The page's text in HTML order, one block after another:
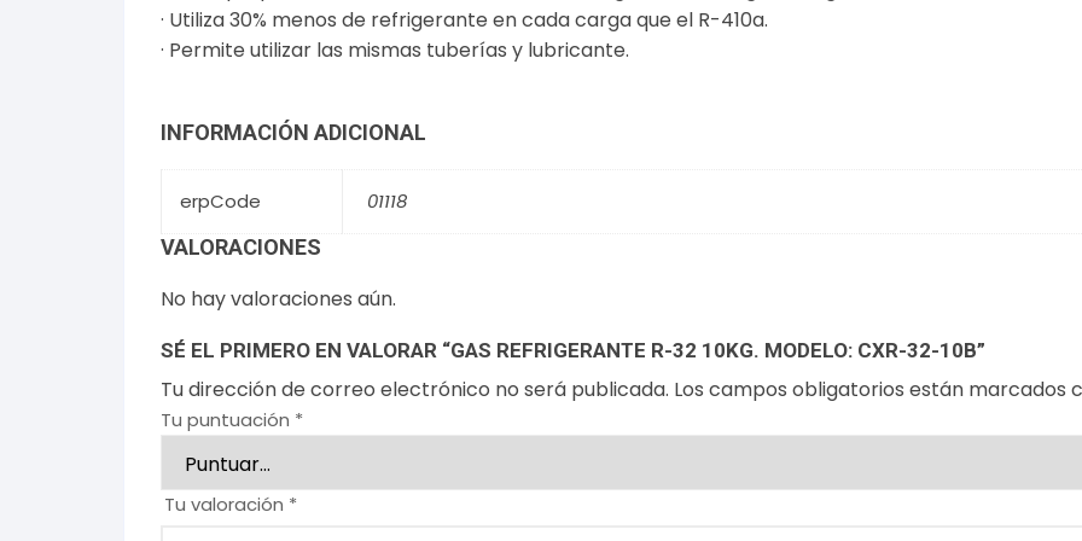
· Utiliza 30% menos de refrigerante en cada carga que el R-410a.
· Permite utilizar las mismas tuberías y lubricante.
INFORMACIÓN ADICIONAL
erpCode
01118
VALORACIONES
No hay valoraciones aún.
SÉ EL PRIMERO EN VALORAR “GAS REFRIGERANTE R-32 10KG. MODELO: CXR-32-10B”
Tu dirección de correo electrónico no será publicada. Los campos obligatorios están marcados
Tu puntuación *
Tu valoración *